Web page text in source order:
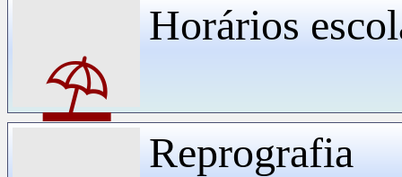
⛱
Horários
Reprografia